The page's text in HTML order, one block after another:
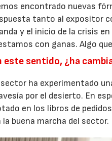
encontrado nuevas
tanto al expositor
y el inicio de la crisis
con ganas. Algo
este sentido, ¿ha
sector ha experimentado
por el desierto. En
en los libros de
la buena marcha del sector.